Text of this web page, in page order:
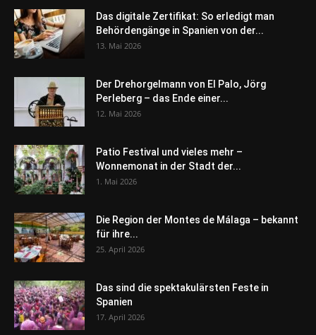
Das digitale Zertifikat: So erledigt man
Behördengänge in Spanien von der...
13. Mai 2026
Der Drehorgelmann von El Palo, Jörg
Perleberg – das Ende einer...
12. Mai 2026
Patio Festival und vieles mehr –
Wonnemonat in der Stadt der...
1. Mai 2026
Die Region der Montes de Málaga – bekannt
für ihre...
25. April 2026
Das sind die spektakulärsten Feste in
Spanien
17. April 2026